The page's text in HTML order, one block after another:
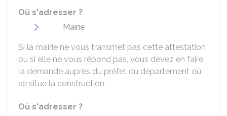
Où s'adresser ?
Mairie
Si la mairie ne vous transmet pas cette attestation
ou si elle ne vous répond pas, vous devez en faire
la demande auprès du préfet du département où
se situe la construction.
Où s'adresser ?